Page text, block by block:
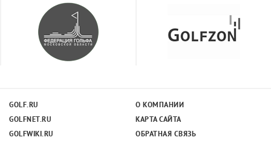
GOLF.RU
GOLFNET.RU
GOLFWIKI.RU
О КОМПАНИИ
КАРТА САЙТА
ОБРАТНАЯ СВЯЗЬ